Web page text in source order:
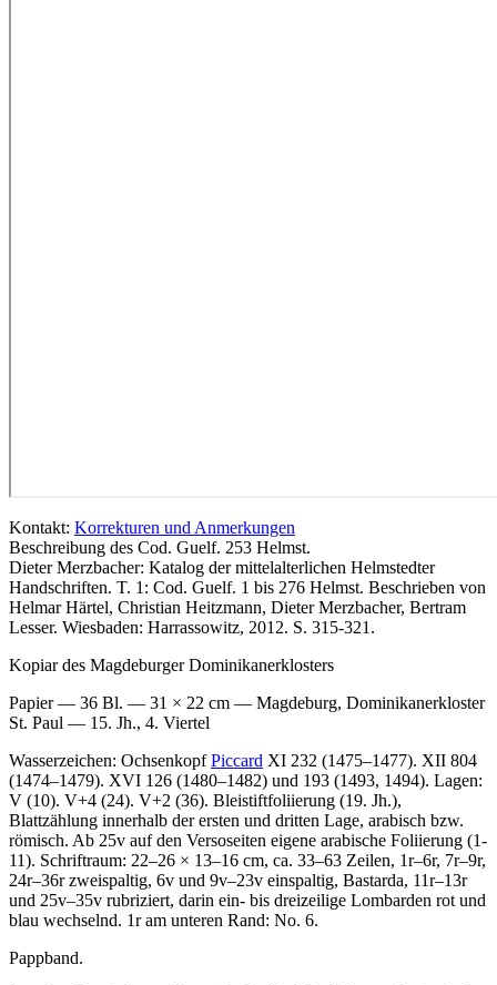
Kontakt: Korrekturen und Anmerkungen
Beschreibung des Cod. Guelf. 253 Helmst.
Dieter Merzbacher: Katalog der mittelalterlichen Helmstedter
Handschriften. T. 1: Cod. Guelf. 1 bis 276 Helmst. Beschrieben von
Helmar Härtel, Christian Heitzmann, Dieter Merzbacher, Bertram
Lesser. Wiesbaden: Harrassowitz, 2012. S. 315-321.
Kopiar des Magdeburger Dominikanerklosters
Papier — 36 Bl. — 31 × 22 cm — Magdeburg, Dominikanerkloster
St. Paul — 15. Jh., 4. Viertel
Wasserzeichen: OchsenkopfPiccard XI 232 (1475–1477). XII 804
(1474–1479). XVI 126 (1480–1482) und 193 (1493, 1494). Lagen:
V (10). V+4 (24). V+2 (36). Bleistiftfoliierung (19. Jh.),
Blattzählung innerhalb der ersten und dritten Lage, arabisch bzw.
römisch. Ab 25v auf den Versoseiten eigene arabische Foliierung (1-
11). Schriftraum: 22–26 × 13–16 cm, ca. 33–63 Zeilen, 1r–6r, 7r–9r,
24r–36r zweispaltig, 6v und 9v–23v einspaltig, Bastarda, 11r–13r
und 25v–35v rubriziert, darin ein- bis dreizeilige Lombarden rot und
blau wechselnd. 1r am unteren Rand: No. 6.
Pappband.